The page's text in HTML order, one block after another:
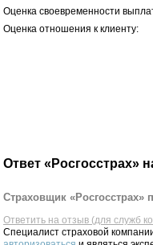
Оценка своевременности
Оценка отношения к клиенту:
Ответ «Росгосстрах»
Страховщик «Росгосстрах»
Ответить на отзыв (для служб
Специалист страховой